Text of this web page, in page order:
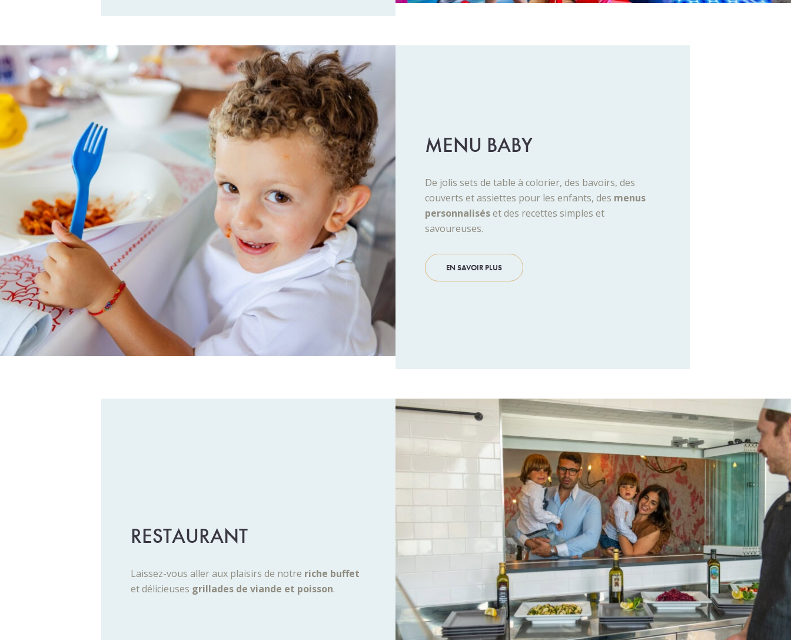
MENU BABY
De jolis sets de table à colorier, des bavoirs, des
couverts et assiettes pour les enfants, des menus
personnaliséset des recettes simples et
savoureuses.
EN SAVOIR PLUS
RESTAURANT
Laissez-vous aller aux plaisirs de notre riche buffet
et délicieuses grillades de viande et poisson.